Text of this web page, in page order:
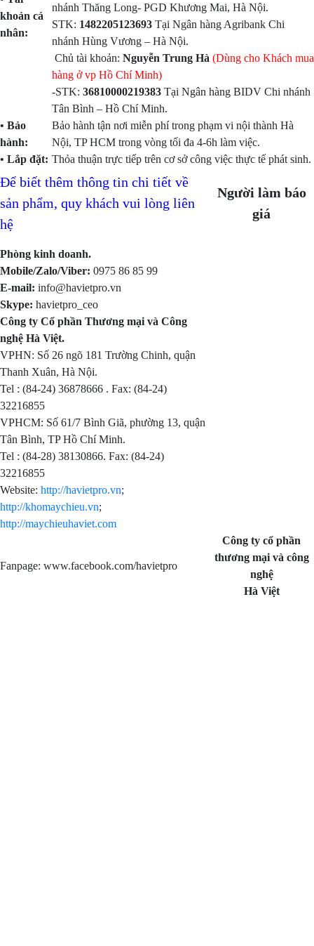
khoản cá
nhân:
nhánh Thăng Long- PGD Khương Mai, Hà Nội.
STK: 1482205123693 Tại Ngân hàng Agribank Chi
nhánh Hùng Vương – Hà Nội.
Chủ tài khoản: Nguyễn Trung Hà (Dùng cho Khách mua
hàng ở vp Hồ Chí Minh)
-STK: 36810000219383 Tại Ngân hàng BIDV Chi nhánh
Tân Bình – Hồ Chí Minh.
• Bảo
hành:
Bảo hành tận nơi miễn phí trong phạm vi nội thành Hà
Nội, TP HCM trong vòng tối đa 4-6h làm việc.
• Lắp đặt: Thỏa thuận trực tiếp trên cơ sở công việc thực tế phát sinh.
Để biết thêm thông tin chi tiết về
sản phẩm, quy khách vui lòng liên
hệ
Người làm báo
giá
Phòng kinh doanh.
Mobile/Zalo/Viber: 0975 86 85 99
E-mail: info@havietpro.vn
Skype: havietpro_ceo
Công ty Cổ phần Thương mại và Công
nghệ Hà Việt.
VPHN: Số 26 ngõ 181 Trường Chinh, quận
Thanh Xuân, Hà Nội.
Tel : (84-24) 36878666 . Fax: (84-24)
32216855
VPHCM: Số 61/7 Bình Giã, phường 13, quận
Tân Bình, TP Hồ Chí Minh.
Tel : (84-28) 38130866. Fax: (84-24)
32216855
Website: http://havietpro.vn;
http://khomaychieu.vn;
http://maychieuhaviet.com
Fanpage: www.facebook.com/havietpro
Công ty cổ phần
thương mại và công
nghệ
Hà Việt